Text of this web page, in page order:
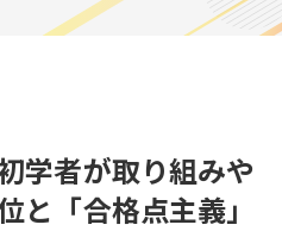
学者が取り組みや
と「合格点主義」